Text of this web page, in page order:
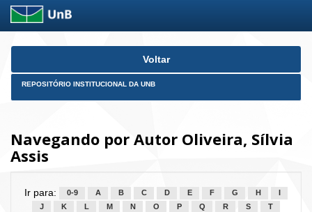
Skip
Voltar
REPOSITÓRIO INSTITUCIONAL DA UNB
Navegando por Autor Oliveira, Sílvia
Assis
Ir para: 0-9 A B C D E F G H
J
K L M N O P Q R S
T